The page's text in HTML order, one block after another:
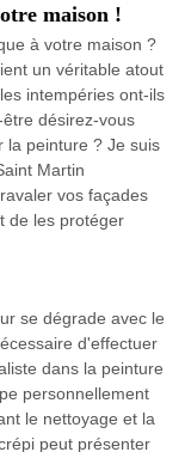
maison !
à votre maison ?
un véritable atout
intempéries ont-ils
désirez-vous
la peinture ? Je suis
Martin
vos façades
de les protéger
se dégrade avec le
d'effectuer
dans la peinture
personnellement
le nettoyage et la
peut présenter